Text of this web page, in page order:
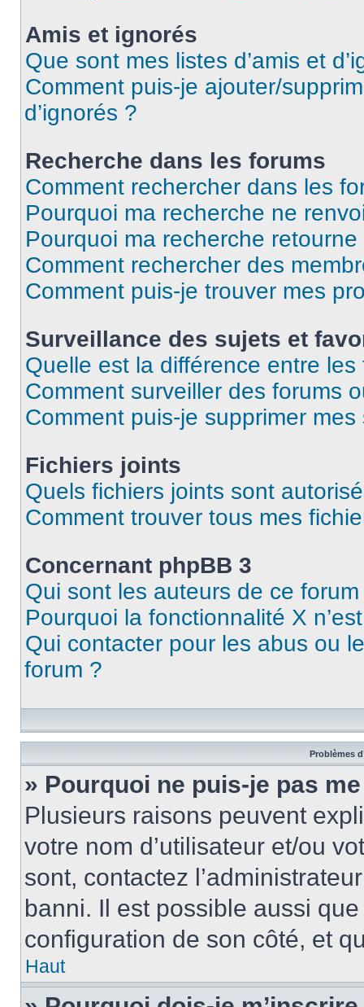
Amis et ignorés
Que sont mes listes d’amis et
Comment puis-je ajouter/
d’ignorés ?
Recherche dans les forums
Comment rechercher dans les
Pourquoi ma recherche ne
Pourquoi ma recherche
Comment rechercher des
Comment puis-je trouver mes
Surveillance des sujets et
Quelle est la différence entre
Comment surveiller des forums
Comment puis-je supprimer
Fichiers joints
Quels fichiers joints sont
Comment trouver tous mes
Concernant phpBB 3
Qui sont les auteurs de ce
Pourquoi la fonctionnalité X
Qui contacter pour les abus ou
forum ?
Problèmes
» Pourquoi ne puis-je pas
Plusieurs raisons peuvent
votre nom d’utilisateur et/ou
sont, contactez
banni. Il est possible aussi
configuration de son côté, et
Haut